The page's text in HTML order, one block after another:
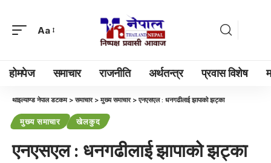
Aa
होमपेज समाचार राजनीति अर्थतन्त्र प्रवास विशेष
थाइल्याण्ड नेपाल डटकम>समाचार>मुख्य समाचार>एनएसएल : धनगढीलाई झापाको झट्का
मुख्य समाचार खेलकुद
एनएसएल : धनगढीलाई झापाको झट्का